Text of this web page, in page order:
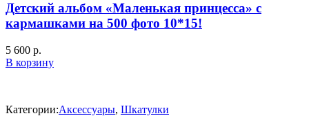
Детский альбом «Маленькая принцесса» с
кармашками на 500 фото 10*15!
5 600 р.
В корзину
Категории:Аксессуары, Шкатулки